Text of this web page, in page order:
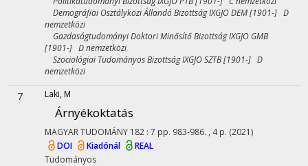
Demográfiai Osztályközi Állandó Bizottság IXGJO DEM [1901-] D
nemzetközi
Gazdaságtudományi Doktori Minősítő Bizottság IXGJO GMB
[1901-] D nemzetközi
Szociológiai Tudományos Bizottság IXGJO SZTB [1901-] D
nemzetközi
7 Laki, M
Árnyékoktatás
MAGYAR TUDOMÁNY 182 : 7 pp. 983-986. , 4 p. (2021)
DOI
Kiadónál
REAL
Tudományos